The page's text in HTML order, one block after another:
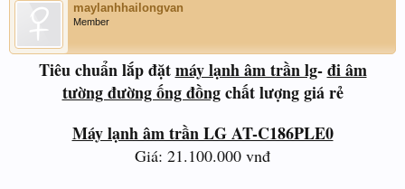
maylanhhailongvan
Member
Tiêu chuẩn lắp đặtmáy lạnh âm trần lg-đi âm
tường đường ống đồngchất lượng giá rẻ
Máy lạnh âm trần LG AT-C186PLE0
Giá: 21.100.000 vnđ